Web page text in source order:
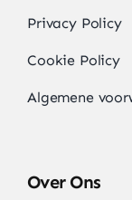
Privacy Policy
Cookie Policy
Algemene
Over Ons